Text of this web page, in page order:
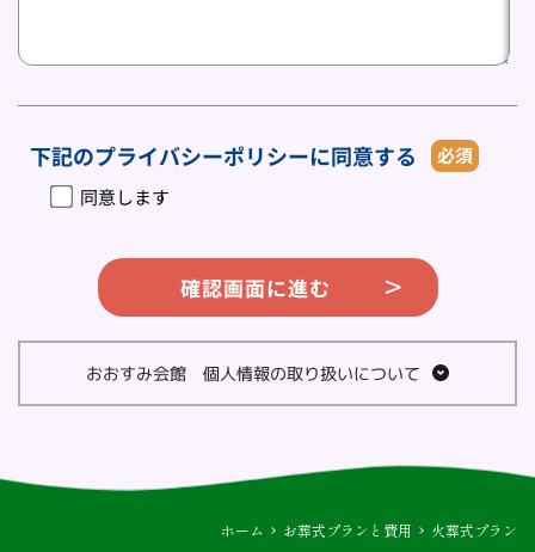
下記のプライバシーポリシーに同意する
必須
同意します
確認画面に進む
おおすみ会館　個人情報の取り扱いについて
おおすみ会館を運営する株式会社おおすみ（以下当社とい
針に基づき個人情報の保護に努めてまいります。
ホーム お葬式プランと費用 火葬式プラン